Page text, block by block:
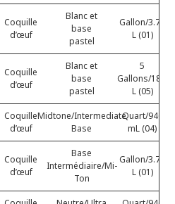
Coquille
d’œuf
Blanc et
base
pastel
Gallon/3.78
L (01)
Coquille
d’œuf
Blanc et
base
pastel
5
Gallons/18.9
L (05)
Coquille
d’œuf
Midtone/Intermediate
Base
Quart/946
mL (04)
Coquille
d’œuf
Base
Intermédiaire/Mi-
Ton
Gallon/3.78
L (01)